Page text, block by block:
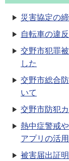
災害協定の
自転車の違
交野市犯罪
した
交野市総合
いて
交野市防犯
熱中症警戒
アプリの活用
被害届出証